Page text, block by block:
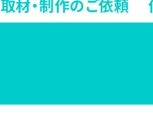
取材・制作のご依頼